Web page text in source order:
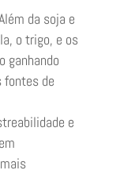
da soja e
o trigo, e os
ganhando
fontes de
e